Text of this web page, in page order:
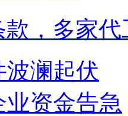
，多家
波澜起伏
业资金告急